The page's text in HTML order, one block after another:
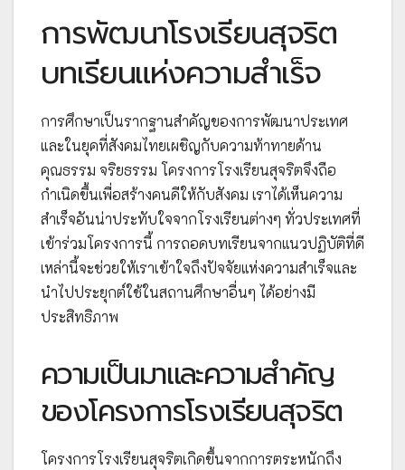
การพัฒนาโรงเรียนสุจริต
บทเรียนแห่งความสำเร็จ
การศึกษาเป็นรากฐานสำคัญของการพัฒนาประเทศ
และในยุคที่สังคมไทยเผชิญกับความท้าทายด้าน
คุณธรรม จริยธรรม โครงการโรงเรียนสุจริตจึงถือ
กำเนิดขึ้นเพื่อสร้างคนดีให้กับสังคม เราได้เห็นความ
สำเร็จอันน่าประทับใจจากโรงเรียนต่างๆ ทั่วประเทศที่
เข้าร่วมโครงการนี้ การถอดบทเรียนจากแนวปฏิบัติที่ดี
เหล่านี้จะช่วยให้เราเข้าใจถึงปัจจัยแห่งความสำเร็จและ
นำไปประยุกต์ใช้ในสถานศึกษาอื่นๆ ได้อย่างมี
ประสิทธิภาพ
ความเป็นมาและความสำคัญ
ของโครงการโรงเรียนสุจริต
โครงการโรงเรียนสุจริตเกิดขึ้นจากการตระหนักถึง